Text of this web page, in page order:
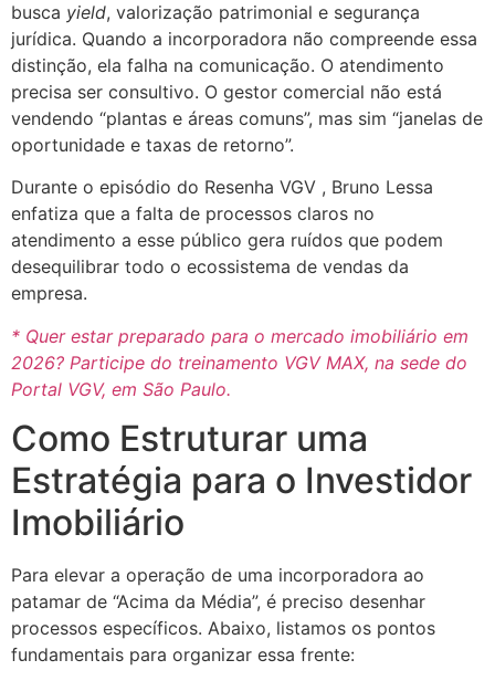
busca yield, valorização patrimonial e segurança
jurídica. Quando a incorporadora não compreende essa
distinção, ela falha na comunicação. O atendimento
precisa ser consultivo. O gestor comercial não está
vendendo “plantas e áreas comuns”, mas sim “janelas de
oportunidade e taxas de retorno”.
Durante o episódio do Resenha VGV , Bruno Lessa
enfatiza que a falta de processos claros no
atendimento a esse público gera ruídos que podem
desequilibrar todo o ecossistema de vendas da
empresa.
* Quer estar preparado para o mercado imobiliário em
2026? Participe do treinamento VGV MAX, na sede do
Portal VGV, em São Paulo.
Como Estruturar uma
Estratégia para o Investidor
Imobiliário
Para elevar a operação de uma incorporadora ao
patamar de “Acima da Média”, é preciso desenhar
processos específicos. Abaixo, listamos os pontos
fundamentais para organizar essa frente: